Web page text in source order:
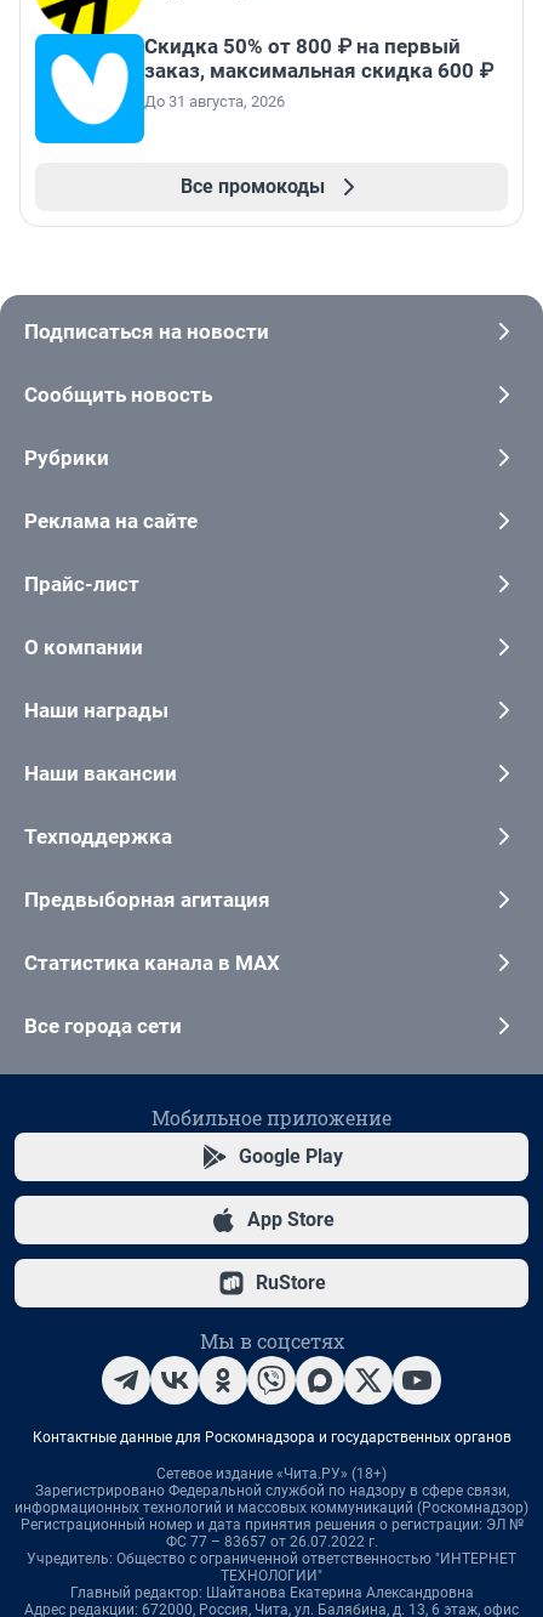
Скидка 50% от 800 ₽ на первый
заказ, максимальная скидка 600 ₽
До 31 августа, 2026
Все промокоды
Подписаться на новости
Сообщить новость
Рубрики
Реклама на сайте
Прайс-лист
О компании
Наши награды
Наши вакансии
Техподдержка
Предвыборная агитация
Статистика канала в MAX
Все города сети
Мобильное приложение
Google Play
App Store
RuStore
Мы в соцсетях
Контактные данные для Роскомнадзора и государственных органов
Сетевое издание «Чита.РУ» (18+)
Зарегистрировано Федеральной службой по надзору в сфере связи,
информационных технологий и массовых коммуникаций (Роскомнадзор)
Регистрационный номер и дата принятия решения о регистрации: ЭЛ №
ФС 77 – 83657 от 26.07.2022 г.
Учредитель: Общество с ограниченной ответственностью "ИНТЕРНЕТ
ТЕХНОЛОГИИ"
Главный редактор: Шайтанова Екатерина Александровна
Адрес редакции: 672000, Россия, Чита, ул. Балябина, д. 13, 6 этаж, офис